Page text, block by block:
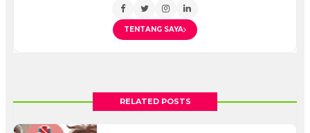
TENTANG SAYA
RELATED POSTS